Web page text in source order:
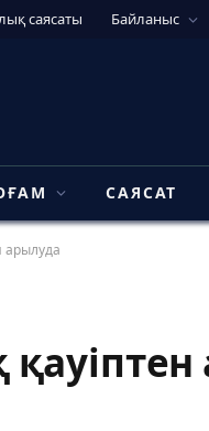
саясаты Байланыс
САЯСАТ
арылуда